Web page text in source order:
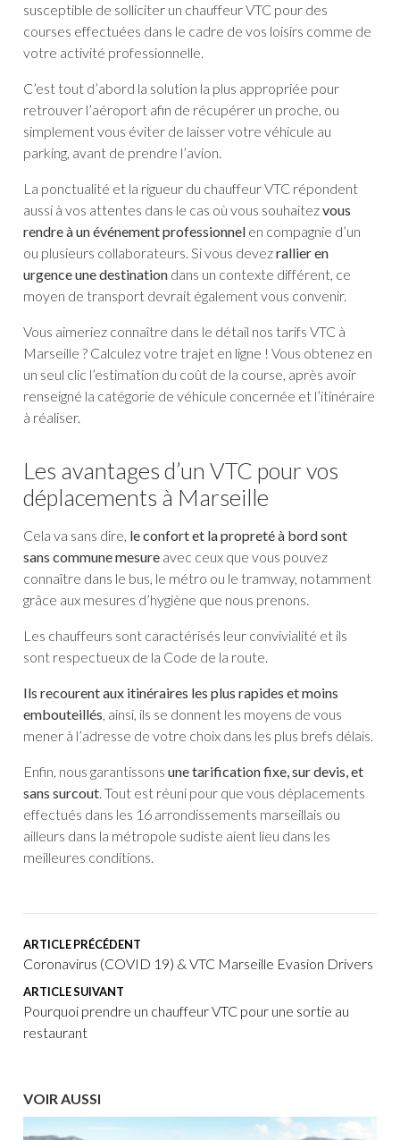
susceptible de solliciter un chauffeur VTC pour des
courses effectuées dans le cadre de vos loisirs comme de
votre activité professionnelle.
C’est tout d’abord la solution la plus appropriée pour
retrouver l’aéroport afin de récupérer un proche, ou
simplement vous éviter de laisser votre véhicule au
parking, avant de prendre l’avion.
La ponctualité et la rigueur du chauffeur VTC répondent
aussi à vos attentes dans le cas où vous souhaitezvous
rendre à un événement professionnel en compagnie d’un
ou plusieurs collaborateurs. Si vous devezrallier en
urgence une destination dans un contexte différent, ce
moyen de transport devrait également vous convenir.
Vous aimeriez connaître dans le détail nos tarifs VTC à
Marseille ? Calculez votre trajet en ligne ! Vous obtenez en
un seul clic l’estimation du coût de la course, après avoir
renseigné la catégorie de véhicule concernée et l’itinéraire
à réaliser.
Les avantages d’un VTC pour vos
déplacements à Marseille
Cela va sans dire, le confort et la propreté à bord sont
sans commune mesure avec ceux que vous pouvez
connaître dans le bus, le métro ou le tramway, notamment
grâce aux mesures d’hygiène que nous prenons.
Les chauffeurs sont caractérisés leur convivialité et ils
sont respectueux de la Code de la route.
Ils recourent aux itinéraires les plus rapides et moins
embouteillés, ainsi, ils se donnent les moyens de vous
mener à l’adresse de votre choix dans les plus brefs délais.
Enfin, nous garantissonsune tarification fixe, sur devis, et
sans surcout. Tout est réuni pour que vous déplacements
effectués dans les 16 arrondissements marseillais ou
ailleurs dans la métropole sudiste aient lieu dans les
meilleures conditions.
ARTICLE PRÉCÉDENT
Coronavirus (COVID 19) & VTC Marseille Evasion Drivers
ARTICLE SUIVANT
Pourquoi prendre un chauffeur VTC pour une sortie au
restaurant
VOIR AUSSI